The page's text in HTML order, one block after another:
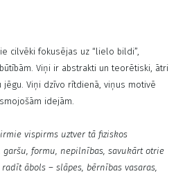
cilvēki fokusējas uz “lielo bildi”,
Viņi ir abstrakti un teorētiski, ātri
jēgu. Viņi dzīvo rītdienā, viņus motivē
idejām.
vispirms uztver tā fiziskos
garšu, formu, nepilnības, savukārt otrie
ābols – slāpes, bērnības vasaras,